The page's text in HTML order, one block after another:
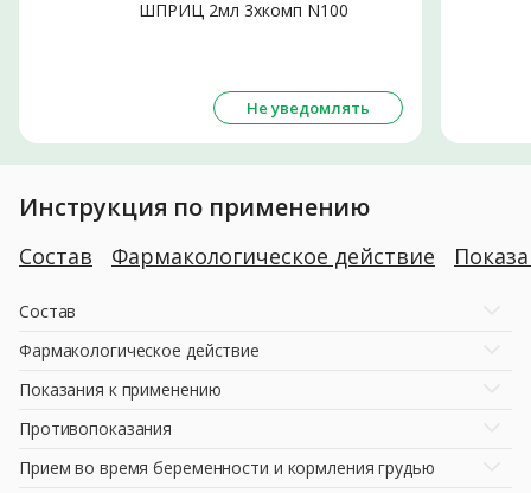
ШПРИЦ 2мл 3хкомп N100
Не уведомлять
Инструкция по применению
Состав Фармакологическое действие
Состав
Фармакологическое действие
Показания к применению
Противопоказания
Прием во время беременности и кормления грудью